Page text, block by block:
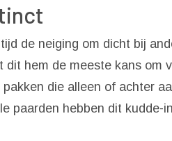
de neiging om dicht bij
dit hem de meeste kans om
die alleen of achter
paarden hebben dit kudde-